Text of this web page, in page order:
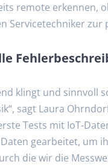
remote erkennen,
Servicetechniker zur
klingt und sinnvoll
sagt Laura
Tests mit IoT-
gearbeitet, um
die wir die